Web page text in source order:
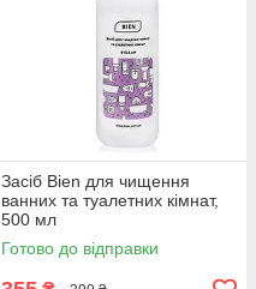
Засіб Bien для чищення
ванних та туалетних кімнат,
500 мл
Готово до відправки